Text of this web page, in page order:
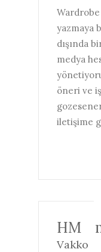
Wardrobe
yazmaya
dışında
medya
öneri ve
iletişime
HM
Vakko